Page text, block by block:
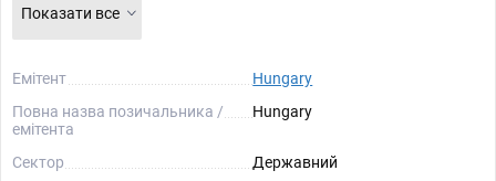
Показати все
Емітент
Hungary
Повна назва позичальника /
емітента
Hungary
Сектор Державний